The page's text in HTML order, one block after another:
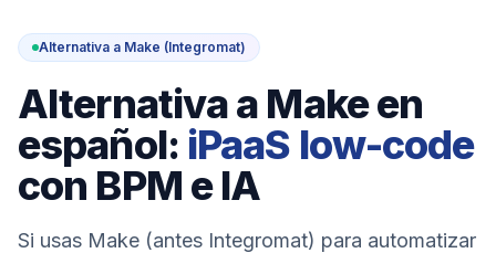
Alternativa a Make (Integromat)
Alternativa a Make en
español: iPaaS low-code
con BPM e IA
Si usas Make (antes Integromat) para automatizar